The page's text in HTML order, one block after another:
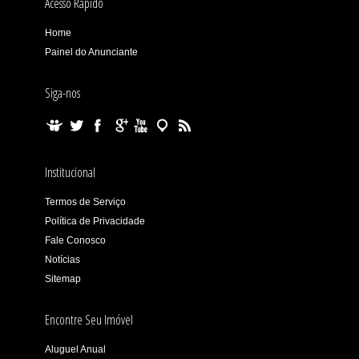
Home
Painel do Anunciante
Siga-nos
Institucional
Termos de Serviço
Política de Privacidade
Fale Conosco
Notícias
Sitemap
Encontre Seu Imóvel
Aluguel Anual